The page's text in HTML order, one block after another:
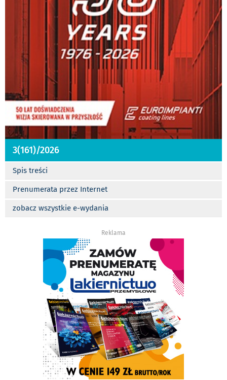
3(161)/2026
Spis treści
Prenumerata przez Internet
zobacz wszystkie e-wydania
Reklama